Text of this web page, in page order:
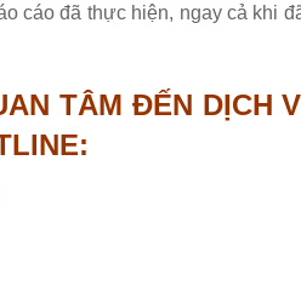
cáo đã thực hiện, ngay cả khi
TÂM ĐẾN DỊCH